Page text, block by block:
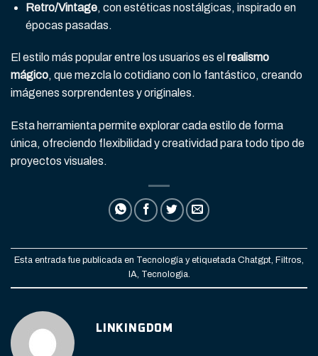
Retro/Vintage, con estéticas nostálgicas, inspirado en
épocas pasadas.
El estilo más popular entre los usuarios es el realismo
mágico, que mezcla lo cotidiano con lo fantástico, creando
imágenes sorprendentes y originales.
Esta herramienta permite explorar cada estilo de forma
única, ofreciendo flexibilidad y creatividad para todo tipo de
proyectos visuales.
Esta entrada fue publicada en Tecnología y etiquetada Chatgpt, Filtros,
IA, Tecnologia.
LINKINGDOM